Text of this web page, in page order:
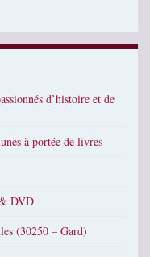
d’histoire et de
à portée de livres
DVD
(30250 – Gard)